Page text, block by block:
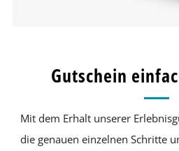
Gutschein
Mit dem Erhalt unserer
die genauen einzelnen Schritte